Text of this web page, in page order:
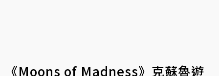
《Moons of Madness》克蘇魯遊